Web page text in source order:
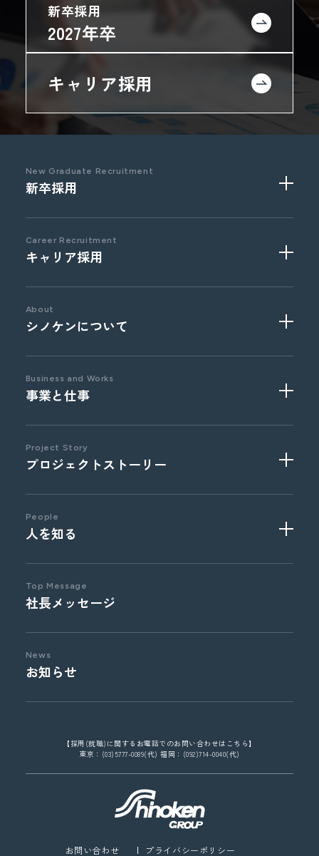
新卒採用
2027年卒
キャリア採用
New Graduate Recruitment
新卒採用
2027年卒
採用実績校
Career Recruitment
キャリア採用
About
シノケンについて
文化風土
福利厚生と制度
オフィス紹介
Business and Works
事業と仕事
事業部門
ウェルスクリエイション
ライフソリューション
職種紹介
事務系総合職
Project Story
プロジェクトストーリー
People
人を知る
Top Message
社長メッセージ
News
お知らせ
【採用(就職)に関するお電話でのお問い合わせはこちら】
東京：(03)5777-0089(代) 福岡：(092)714-0040(代)
お問い合わせ プライバシーポリシー